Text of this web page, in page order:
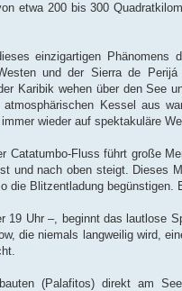
etwa 200 bis 300
einzigartigen
und der Sierra de
Karibik wehen über den See
Kessel aus
wieder auf spektakuläre
Catatumbo-Fluss führt große
und nach oben steigt. Dieses
die Blitzentladung
19 Uhr –, beginnt das lautlose
die niemals langweilig wird,
(Palafitos) direkt am